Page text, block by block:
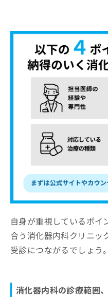
自身が重視しているポイ
合う消化器内科クリニッ
受診につながるでしょう。
消化器内科の診療範囲